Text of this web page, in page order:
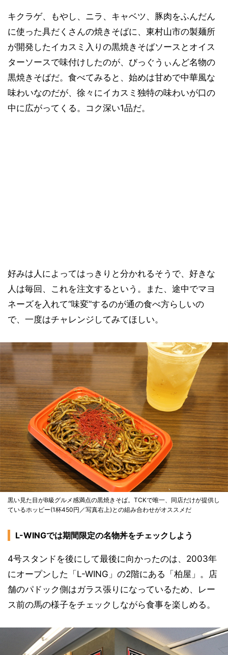
キクラゲ、もやし、ニラ、キャベツ、豚肉をふんだん
に使った具だくさんの焼きそばに、東村山市の製麺所
が開発したイカスミ入りの黒焼きそばソースとオイス
ターソースで味付けしたのが、びっぐうぃんど名物の
黒焼きそばだ。食べてみると、始めは甘めで中華風な
味わいなのだが、徐々にイカスミ独特の味わいが口の
中に広がってくる。コク深い1品だ。
好みは人によってはっきりと分かれるそうで、好きな
人は毎回、これを注文するという。また、途中でマヨ
ネーズを入れて“味変”するのが通の食べ方らしいの
で、一度はチャレンジしてみてほしい。
黒い見た目がB級グルメ感満点の黒焼きそば。TCKで唯一、同店だけが提供し
ているホッピー(1杯450円／写真右上)との組み合わせがオススメだ
L-WINGでは期間限定の名物丼をチェックしよう
4号スタンドを後にして最後に向かったのは、2003年
にオープンした「L-WING」の2階にある「柏屋」。店
舗のパドック側はガラス張りになっているため、レー
ス前の馬の様子をチェックしながら食事を楽しめる。